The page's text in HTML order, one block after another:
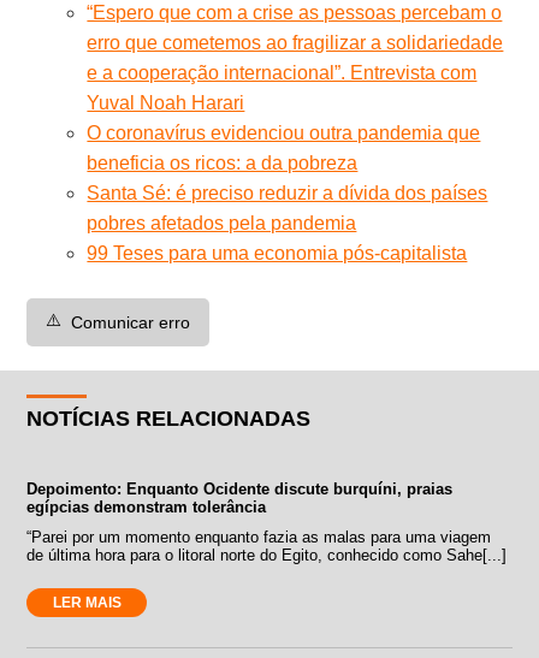
“Espero que com a crise as pessoas percebam o
erro que cometemos ao fragilizar a solidariedade
e a cooperação internacional”. Entrevista com
Yuval Noah Harari
O coronavírus evidenciou outra pandemia que
beneficia os ricos: a da pobreza
Santa Sé: é preciso reduzir a dívida dos países
pobres afetados pela pandemia
99 Teses para uma economia pós-capitalista
⚠️ Comunicar erro
NOTÍCIAS RELACIONADAS
Depoimento: Enquanto Ocidente discute burquíni, praias
egípcias demonstram tolerância
“Parei por um momento enquanto fazia as malas para uma viagem
de última hora para o litoral norte do Egito, conhecido como Sahe[...]
LER MAIS